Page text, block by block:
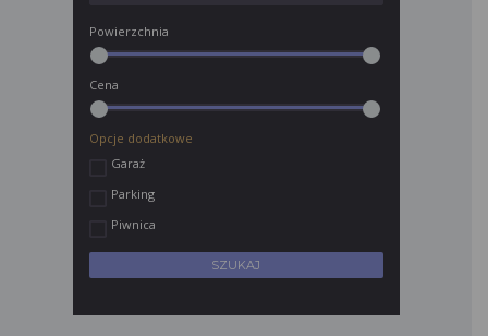
Powierzchnia
Cena
Opcje dodatkowe
Garaż
Parking
Piwnica